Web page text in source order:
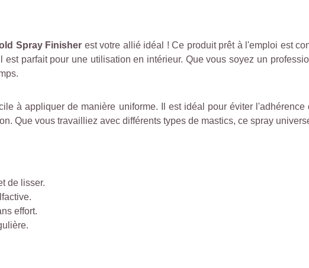
Spray Finisher est votre allié idéal ! Ce produit prêt à l'emploi est
est parfait pour une utilisation en intérieur. Que vous soyez un
à appliquer de manière uniforme. Il est idéal pour éviter
Que vous travailliez avec différents types de mastics, ce spray
de lisser.
effort.